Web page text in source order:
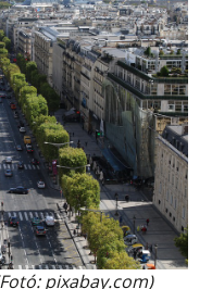
pixabay.com)